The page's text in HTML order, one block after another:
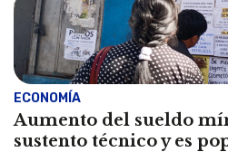
ECONOMÍA
Aumento del sueldo
sustento técnico y es